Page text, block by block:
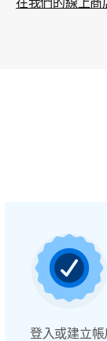
在我們的線上商
登入或建立帳